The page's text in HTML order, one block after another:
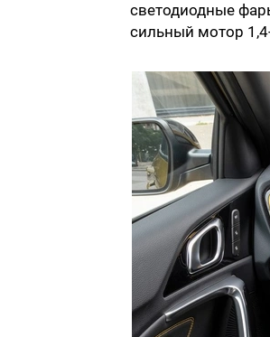
светодиодные
сильный мотор